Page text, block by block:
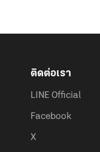
ติดต่อเรา
LINE Official
Facebook
X